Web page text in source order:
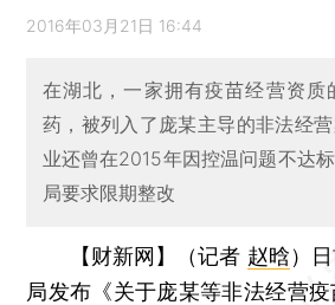
2016年03月21日 16:44
在湖北，一家拥有疫苗经营资质
药，被列入了庞某主导的非法经
业还曾在2015年因控温问题不达
局要求限期整改
【财新网】（记者 赵晗）
局发布《关于庞某等非法经营